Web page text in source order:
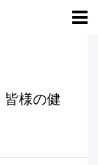
皆様の健